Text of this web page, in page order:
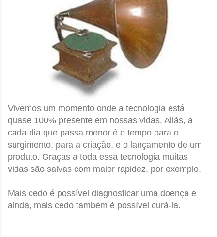
Vivemos um momento onde a tecnologia está
quase 100% presente em nossas vidas. Aliás, a
cada dia que passa menor é o tempo para o
surgimento, para a criação, e o lançamento de um
produto. Graças a toda essa tecnologia muitas
vidas são salvas com maior rapidez, por exemplo.
Mais cedo é possível diagnosticar uma doença e
ainda, mais cedo também é possível curá-la.